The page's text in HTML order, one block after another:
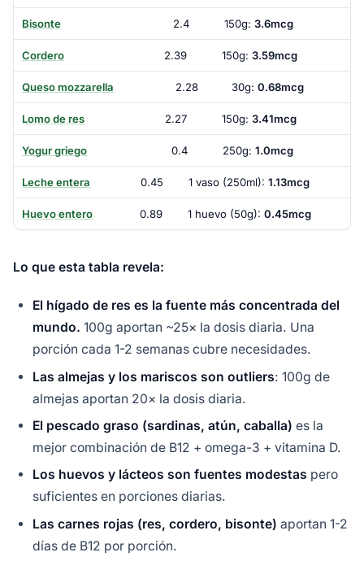
Bisonte 2.4 150g:3.6mcg
Cordero 2.39 150g:3.59mcg
Queso mozzarella 2.28 30g:0.68mcg
Lomo de res 2.27 150g:3.41mcg
Yogur griego 0.4 250g:1.0mcg
Leche entera 0.45 1 vaso (250ml):1.13mcg
Huevo entero 0.89 1 huevo (50g):0.45mcg
Lo que esta tabla revela:
El hígado de res es la fuente más concentrada del
mundo. 100g aportan ~25× la dosis diaria. Una
porción cada 1-2 semanas cubre necesidades.
Las almejas y los mariscos son outliers: 100g de
almejas aportan 20× la dosis diaria.
El pescado graso (sardinas, atún, caballa) es la
mejor combinación de B12 + omega-3 + vitamina D.
Los huevos y lácteos son fuentes modestas pero
suficientes en porciones diarias.
Las carnes rojas (res, cordero, bisonte) aportan 1-2
días de B12 por porción.